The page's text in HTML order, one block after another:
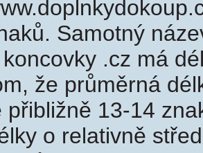
Samotný
.cz má
že průměrná
přibližně 13-14
o relativně